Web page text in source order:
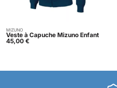
Acheter
MIZUNO
Veste à Capuche Mizuno Enfant
45,00 €